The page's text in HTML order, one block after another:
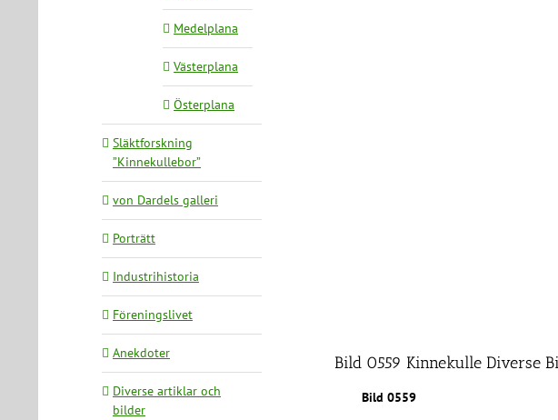
Bild 0559 Kinnekulle Diverse
Bild 0559
Medelplana
Västerplana
Österplana
Släktforskning
”Kinnekullebor”
von Dardels galleri
Porträtt
Industrihistoria
Föreningslivet
Anekdoter
Diverse artiklar och
bilder